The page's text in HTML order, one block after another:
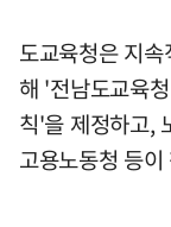
도교육청은 지
해 '전남도교육
칙'을 제정하고,
고용노동청 등